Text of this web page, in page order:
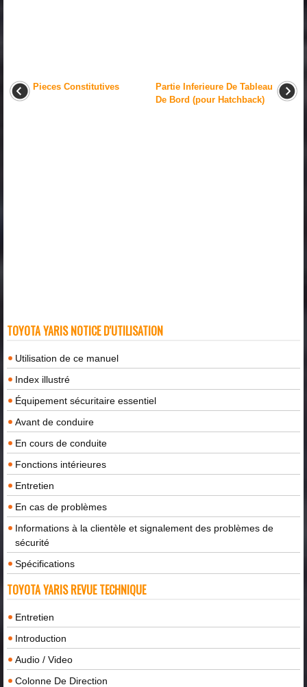
Pieces Constitutives
Partie Inferieure De Tableau
De Bord (pour Hatchback)
TOYOTA YARIS NOTICE D'UTILISATION
Utilisation de ce manuel
Index illustré
Équipement sécuritaire essentiel
Avant de conduire
En cours de conduite
Fonctions intérieures
Entretien
En cas de problèmes
Informations à la clientèle et signalement des problèmes de
sécurité
Spécifications
TOYOTA YARIS REVUE TECHNIQUE
Entretien
Introduction
Audio / Video
Colonne De Direction